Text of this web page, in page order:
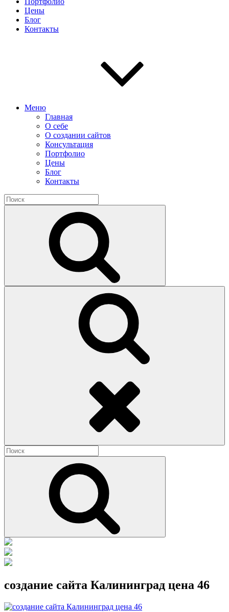
Цены
Блог
Контакты
Меню
Главная
О себе
О создании сайтов
Консультация
Портфолио
Цены
Блог
Контакты
Найти:
Найти:
создание сайта Калининград цена 46